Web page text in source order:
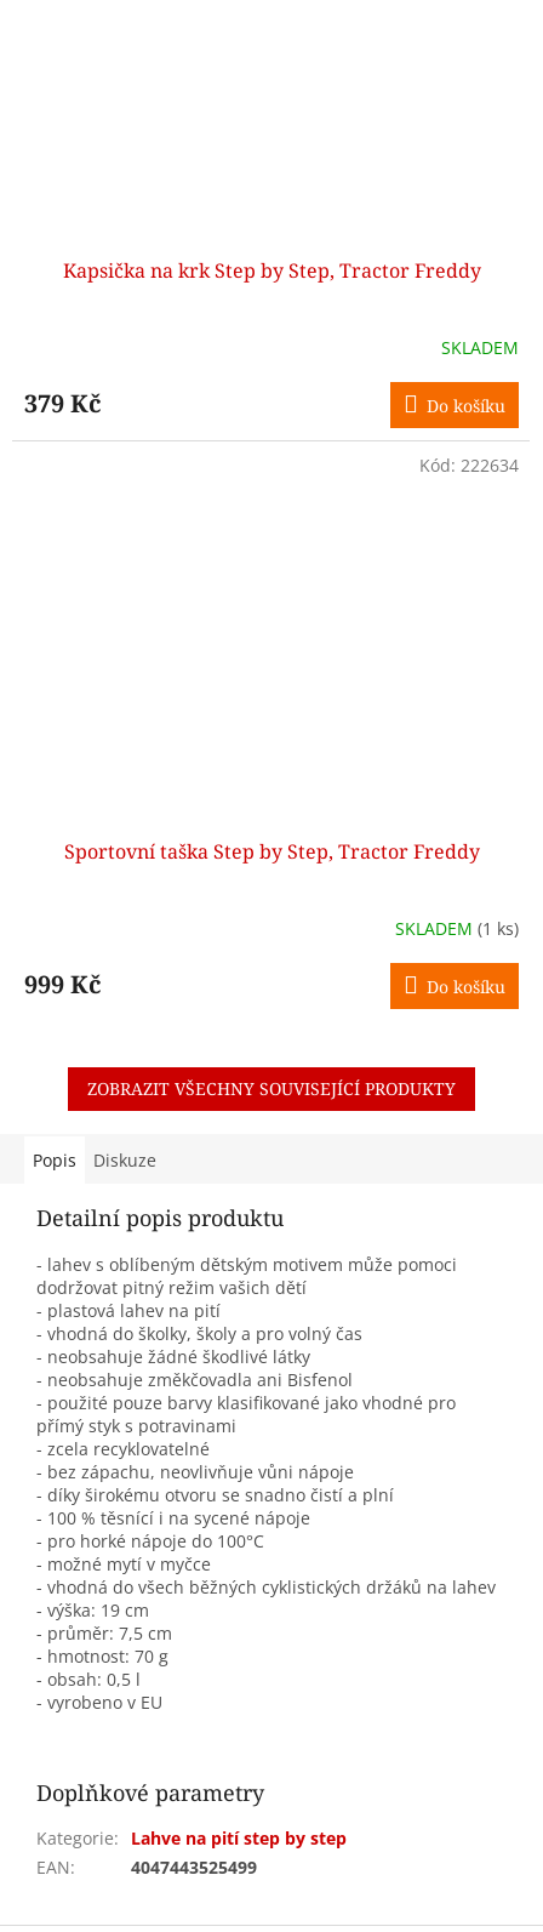
Kapsička na krk Step by Step, Tractor Freddy
SKLADEM
379 Kč Do košíku
Sportovní taška Step by Step, Tractor Freddy
SKLADEM (1 ks)
999 Kč Do košíku
Kód: 222634
ZOBRAZIT VŠECHNY SOUVISEJÍCÍ PRODUKTY
Popis Diskuze
Detailní popis produktu
- lahev s oblíbeným dětským motivem může pomoci
dodržovat pitný režim vašich dětí
- plastová lahev na pití
- vhodná do školky, školy a pro volný čas
- neobsahuje žádné škodlivé látky
- neobsahuje změkčovadla ani Bisfenol
- použité pouze barvy klasifikované jako vhodné pro
přímý styk s potravinami
- zcela recyklovatelné
- bez zápachu, neovlivňuje vůni nápoje
- díky širokému otvoru se snadno čistí a plní
- 100 % těsnící i na sycené nápoje
- pro horké nápoje do 100°C
- možné mytí v myčce
- vhodná do všech běžných cyklistických držáků na lahev
- výška: 19 cm
- průměr: 7,5 cm
- hmotnost: 70 g
- obsah: 0,5 l
- vyrobeno v EU
Doplňkové parametry
Kategorie:
Lahve na pití step by step
EAN: 4047443525499